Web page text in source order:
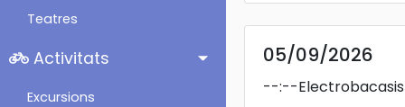
Teatres
Activitats
Excursions
05/09/2026
--:--Electrobacasis